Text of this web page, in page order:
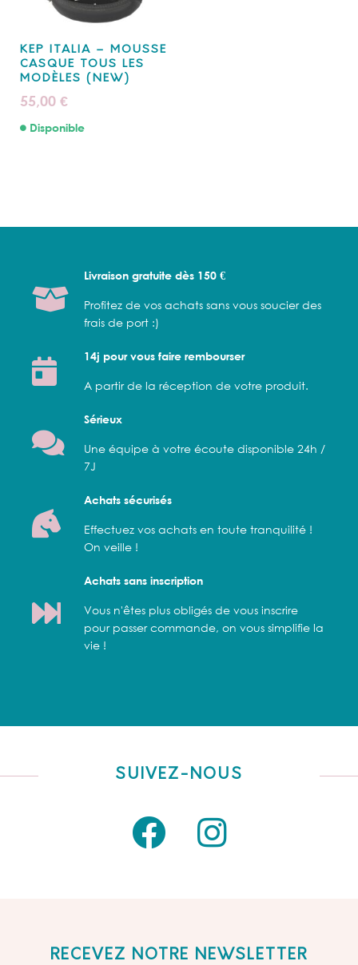
KEP ITALIA – MOUSSE
CASQUE TOUS LES
MODÈLES (NEW)
55,00 €
Disponible
Livraison gratuite dès 150 €
Profitez de vos achats sans vous soucier des
frais de port :)
14j pour vous faire rembourser
A partir de la réception de votre produit.
Sérieux
Une équipe à votre écoute disponible 24h /
7J
Achats sécurisés
Effectuez vos achats en toute tranquilité !
On veille !
Achats sans inscription
Vous n'êtes plus obligés de vous inscrire
pour passer commande, on vous simplifie la
vie !
SUIVEZ-NOUS
RECEVEZ NOTRE NEWSLETTER